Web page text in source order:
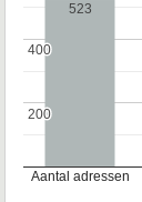
Aantal adressen
200
200
400
400
523